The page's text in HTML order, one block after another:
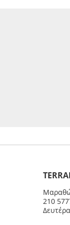
210